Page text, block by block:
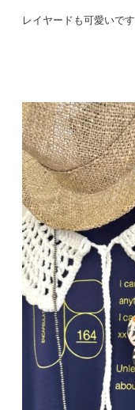
レイヤードも可愛いです